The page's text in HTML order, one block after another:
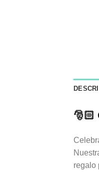
🎅🏻
regalo